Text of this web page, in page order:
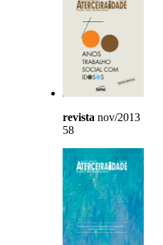
revista nov/2013
58